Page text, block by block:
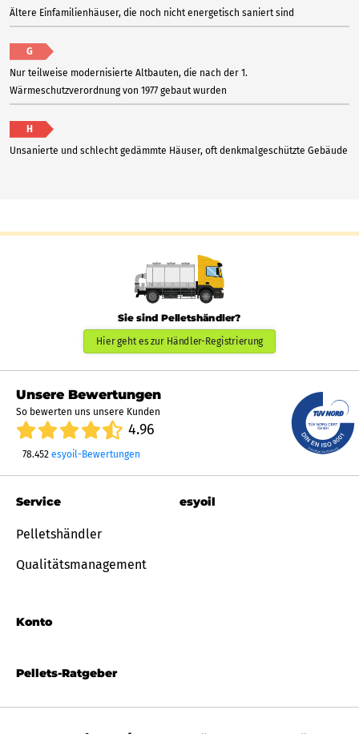
Ältere Einfamilienhäuser, die noch nicht energetisch saniert sind
G
Nur teilweise modernisierte Altbauten, die nach der 1.
Wärmeschutzverordnung von 1977 gebaut wurden
H
Unsanierte und schlecht gedämmte Häuser, oft denkmalgeschützte Gebäude
Sie sind Pelletshändler?
Hier geht es zur Händler-Registrierung
Unsere Bewertungen
So bewerten uns unsere Kunden
4.96
78.452 esyoil-Bewertungen
Pellets-Ratgeber
Service
Pelletshändler
Qualitätsmanagement
Konto
esyoil